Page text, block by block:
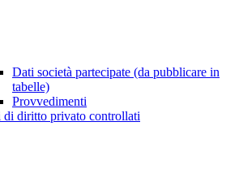
Dati società partecipate (da pubblicare in
tabelle)
Provvedimenti
di diritto privato controllati